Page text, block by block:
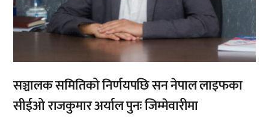
सञ्चालक समितिको निर्णयपछि सन नेपाल लाइफका
सीईओ राजकुमार अर्याल पुनः जिम्मेवारीमा